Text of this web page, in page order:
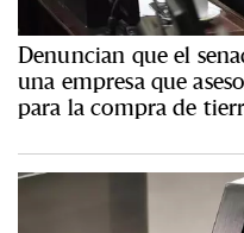
Denuncian que el
una empresa que
para la compra de